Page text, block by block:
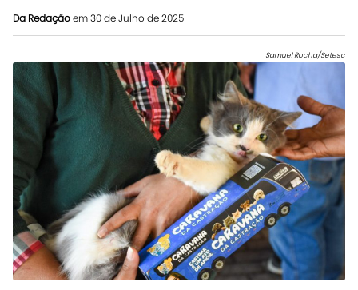
Da Redaçãoem 30 de Julho de 2025
Samuel Rocha/Setesc